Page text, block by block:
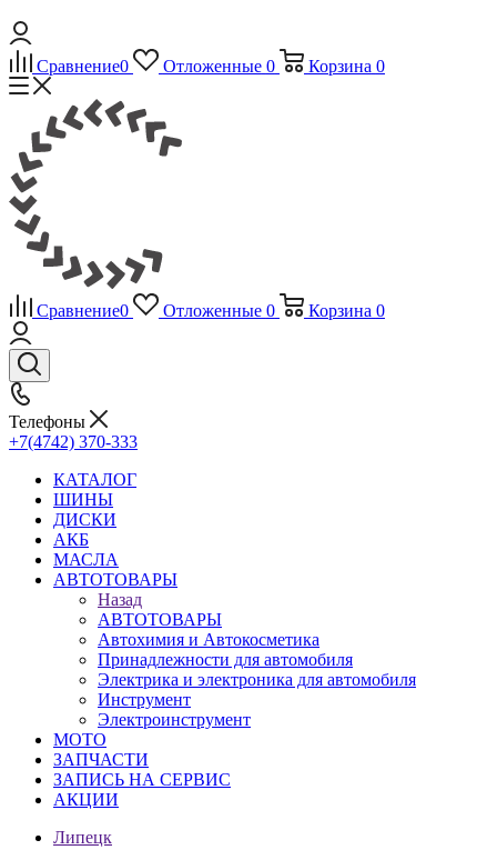
Сравнение0 Отложенные 0 Корзина 0
Сравнение0 Отложенные 0 Корзина 0
Телефоны
+7(4742) 370-333
КАТАЛОГ
ШИНЫ
ДИСКИ
АКБ
МАСЛА
АВТОТОВАРЫ
Назад
АВТОТОВАРЫ
Автохимия и Автокосметика
Принадлежности для автомобиля
Электрика и электроника для автомобиля
Инструмент
Электроинструмент
МОТО
ЗАПЧАСТИ
ЗАПИСЬ НА СЕРВИС
АКЦИИ
Липецк